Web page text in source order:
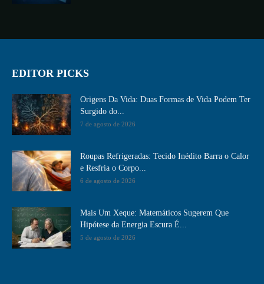
EDITOR PICKS
Origens Da Vida: Duas Formas de Vida Podem Ter
Surgido do...
7 de agosto de 2026
Roupas Refrigeradas: Tecido Inédito Barra o Calor
e Resfria o Corpo...
6 de agosto de 2026
Mais Um Xeque: Matemáticos Sugerem Que
Hipótese da Energia Escura É...
5 de agosto de 2026